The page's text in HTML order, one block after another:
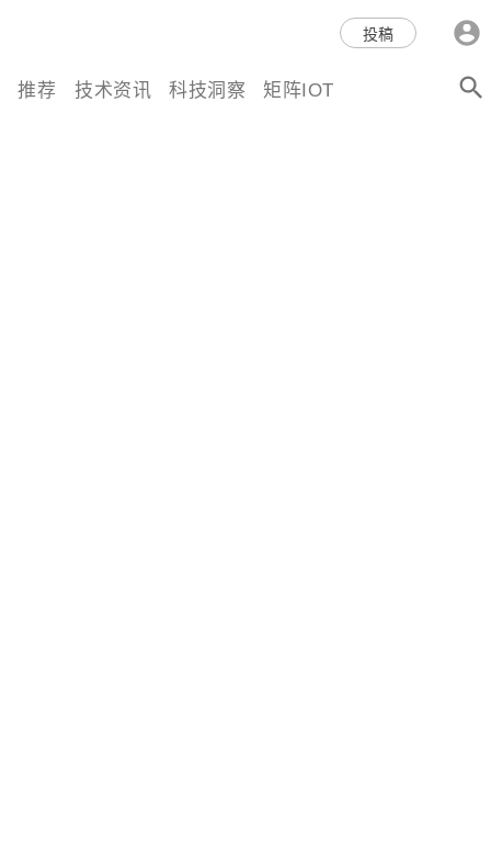
科技互联网,科技,资讯,动态,洞
察,量子,计算,AI,人工智能,机器
投稿
推荐 技术资讯 科技洞察 矩阵IOT